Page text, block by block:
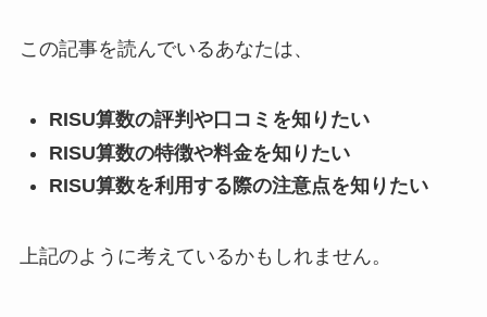
この記事を読んでいるあなたは、
RISU算数の評判や口コミを知りたい
RISU算数の特徴や料金を知りたい
RISU算数を利用する際の注意点を知りたい
上記のように考えているかもしれません。